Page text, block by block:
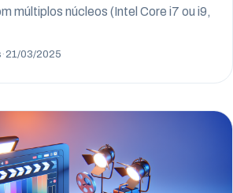
múltiplos núcleos (Intel Core i7 ou i9,
·21/03/2025